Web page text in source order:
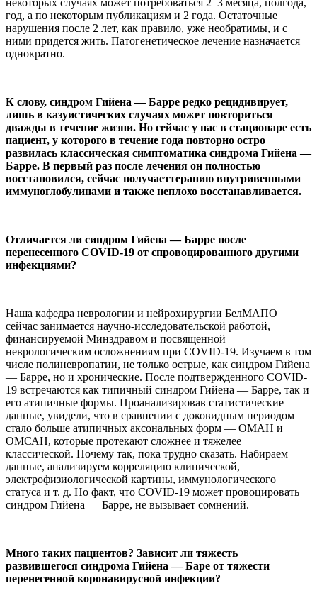
некоторых случаях может потребоваться 2–3 месяца, полгода,
год, а по некоторым публикациям и 2 года. Остаточные
нарушения после 2 лет, как правило, уже необратимы, и с
ними придется жить. Патогенетическое лечение назначается
однократно.
К слову, синдром Гийена — Барре редко рецидивирует,
лишь в казуистических случаях может повториться
дважды в течение жизни. Но сейчас у нас в стационаре есть
пациент, у которого в течение года повторно остро
развилась классическая симптоматика синдрома Гийена —
Барре. В первый раз после лечения он полностью
восстановился, сейчас получаеттерапию внутривенными
иммуноглобулинами и также неплохо восстанавливается.
Отличается ли синдром Гийена — Барре после
перенесенного COVID-19 от спровоцированного другими
инфекциями?
Наша кафедра неврологии и нейрохирургии БелМАПО
сейчас занимается научно-исследовательской работой,
финансируемой Минздравом и посвященной
неврологическим осложнениям при COVID-19. Изучаем в том
числе полиневропатии, не только острые, как синдром Гийена
— Барре, но и хронические. После подтвержденного COVID-
19 встречаются как типичный синдром Гийена — Барре, так и
его атипичные формы. Проанализировав статистические
данные, увидели, что в сравнении с доковидным периодом
стало больше атипичных аксональных форм — ОМАН и
ОМСАН, которые протекают сложнее и тяжелее
классической. Почему так, пока трудно сказать. Набираем
данные, анализируем корреляцию клинической,
электрофизиологической картины, иммунологического
статуса и т. д. Но факт, что СOVID-19 может провоцировать
синдром Гийена — Барре, не вызывает сомнений.
Много таких пациентов? Зависит ли тяжесть
развившегося синдрома Гийена — Баре от тяжести
перенесенной коронавирусной инфекции?